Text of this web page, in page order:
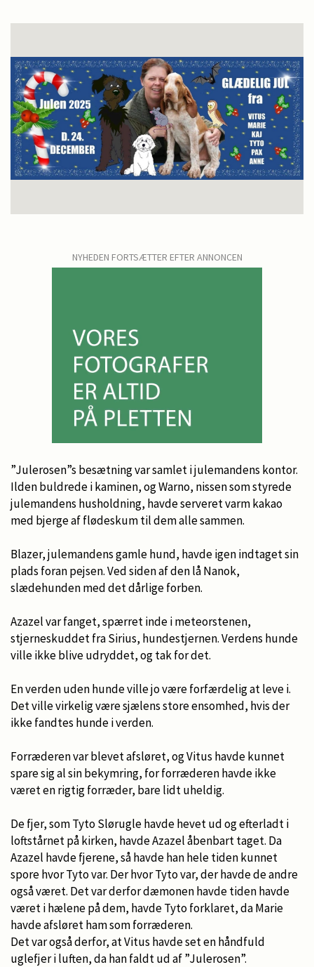
NYHEDEN FORTSÆTTER EFTER ANNONCEN
”Julerosen”s besætning var samlet i julemandens kontor.
Ilden buldrede i kaminen, og Warno, nissen som styrede
julemandens husholdning, havde serveret varm kakao
med bjerge af flødeskum til dem alle sammen.
Blazer, julemandens gamle hund, havde igen indtaget sin
plads foran pejsen. Ved siden af den lå Nanok,
slædehunden med det dårlige forben.
Azazel var fanget, spærret inde i meteorstenen,
stjerneskuddet fra Sirius, hundestjernen. Verdens hunde
ville ikke blive udryddet, og tak for det.
En verden uden hunde ville jo være forfærdelig at leve i.
Det ville virkelig være sjælens store ensomhed, hvis der
ikke fandtes hunde i verden.
Forræderen var blevet afsløret, og Vitus havde kunnet
spare sig al sin bekymring, for forræderen havde ikke
været en rigtig forræder, bare lidt uheldig.
De fjer, som Tyto Slørugle havde hevet ud og efterladt i
loftstårnet på kirken, havde Azazel åbenbart taget. Da
Azazel havde fjerene, så havde han hele tiden kunnet
spore hvor Tyto var. Der hvor Tyto var, der havde de andre
også været. Det var derfor dæmonen havde tiden havde
været i hælene på dem, havde Tyto forklaret, da Marie
havde afsløret ham som forræderen.
Det var også derfor, at Vitus havde set en håndfuld
uglefjer i luften, da han faldt ud af ”Julerosen”.